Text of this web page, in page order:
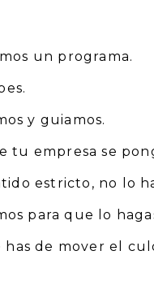
un programa.
y guiamos.
tu empresa se
estricto, no lo
para que lo
de mover el